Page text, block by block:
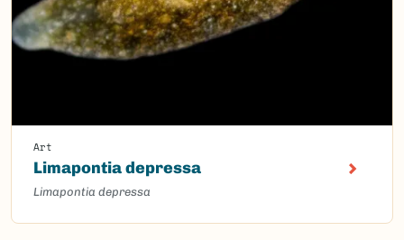
Art
Limapontia depressa
Limapontia depressa